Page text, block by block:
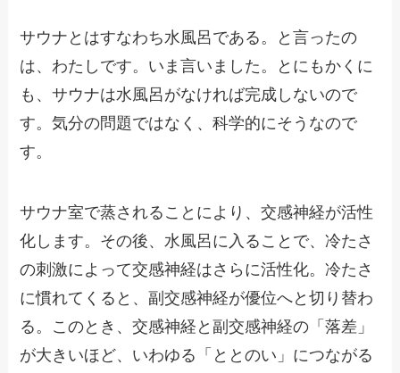
サウナとはすなわち水風呂である。と言ったの
は、わたしです。いま言いました。とにもかくに
も、サウナは水風呂がなければ完成しないので
す。気分の問題ではなく、科学的にそうなので
す。
サウナ室で蒸されることにより、交感神経が活性
化します。その後、水風呂に入ることで、冷たさ
の刺激によって交感神経はさらに活性化。冷たさ
に慣れてくると、副交感神経が優位へと切り替わ
る。このとき、交感神経と副交感神経の「落差」
が大きいほど、いわゆる「ととのい」につながる